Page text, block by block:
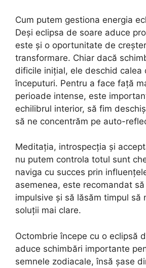
Cum putem gestiona energia
Deși eclipsa de soare aduce
este și o oportunitate de
transformare. Chiar dacă
dificile inițial, ele deschid calea
începuturi. Pentru a face față
perioade intense, este
echilibrul interior, să fim
să ne concentrăm pe auto-
Meditația, introspecția și
nu putem controla totul sunt
naviga cu succes prin
asemenea, este recomandat
impulsive și să lăsăm timpul să
soluții mai clare.
Octombrie începe cu o eclipsă
aduce schimbări importante
semnele zodiacale, însă șase